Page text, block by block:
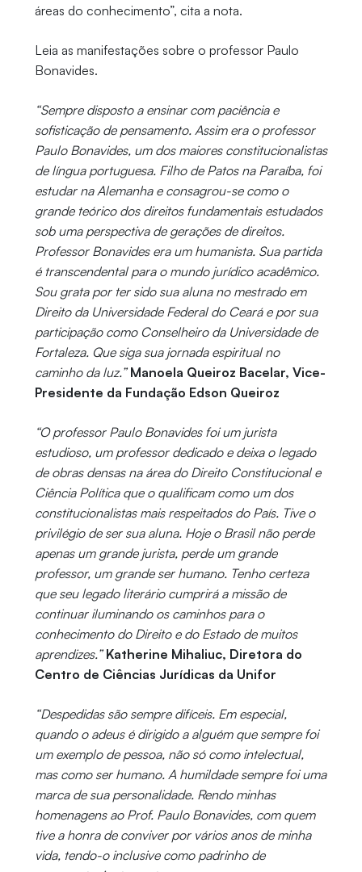
áreas do conhecimento”, cita a nota.
Leia as manifestações sobre o professor Paulo
Bonavides.
“Sempre disposto a ensinar com paciência e
sofisticação de pensamento. Assim era o professor
Paulo Bonavides, um dos maiores constitucionalistas
de língua portuguesa. Filho de Patos na Paraíba, foi
estudar na Alemanha e consagrou-se como o
grande teórico dos direitos fundamentais estudados
sob uma perspectiva de gerações de direitos.
Professor Bonavides era um humanista. Sua partida
é transcendental para o mundo jurídico acadêmico.
Sou grata por ter sido sua aluna no mestrado em
Direito da Universidade Federal do Ceará e por sua
participação como Conselheiro da Universidade de
Fortaleza. Que siga sua jornada espiritual no
caminho da luz.”Manoela Queiroz Bacelar, Vice-
Presidente da Fundação Edson Queiroz
“O professor Paulo Bonavides foi um jurista
estudioso, um professor dedicado e deixa o legado
de obras densas na área do Direito Constitucional e
Ciência Política que o qualificam como um dos
constitucionalistas mais respeitados do País. Tive o
privilégio de ser sua aluna. Hoje o Brasil não perde
apenas um grande jurista, perde um grande
professor, um grande ser humano. Tenho certeza
que seu legado literário cumprirá a missão de
continuar iluminando os caminhos para o
conhecimento do Direito e do Estado de muitos
aprendizes.”Katherine Mihaliuc, Diretora do
Centro de Ciências Jurídicas da Unifor
“Despedidas são sempre difíceis. Em especial,
quando o adeus é dirigido a alguém que sempre foi
um exemplo de pessoa, não só como intelectual,
mas como ser humano. A humildade sempre foi uma
marca de sua personalidade. Rendo minhas
homenagens ao Prof. Paulo Bonavides, com quem
tive a honra de conviver por vários anos de minha
vida, tendo-o inclusive como padrinho de